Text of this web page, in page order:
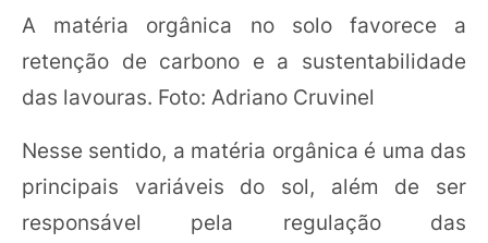
A matéria orgânica no solo favorece a
retenção de carbono e a sustentabilidade
das lavouras. Foto: Adriano Cruvinel
Nesse sentido, a matéria orgânica é uma das
principais variáveis do sol, além de ser
responsável pela regulação das